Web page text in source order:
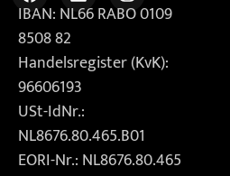
IBAN: NL66 RABO 0109
8508 82
Handelsregister (KvK):
96606193
USt-IdNr.:
NL8676.80.465.B01
EORI-Nr.: NL8676.80.465